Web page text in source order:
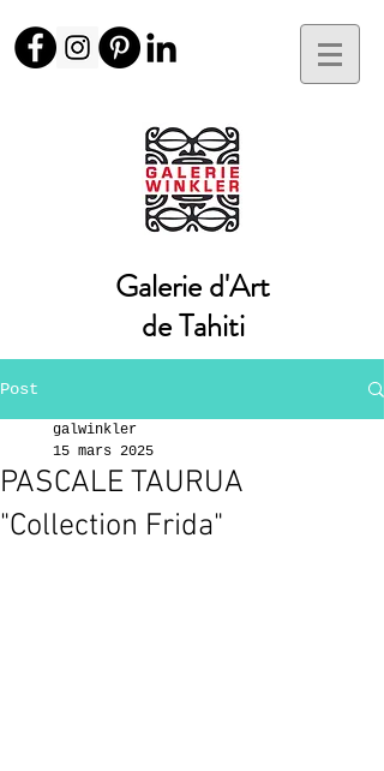
Galerie d'Art
de Tahiti
Post
PASCALE TAURUA
"Collection Frida"
galwinkler
15 mars 2025